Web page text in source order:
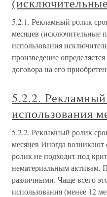
5.2.1. Рекламный ролик
месяцев (исключительные
использования
произведение
договора на его
5.2.2.
использования
5.2.2. Рекламный ролик
месяцев Иногда
ролик не подходит под
нематериальным активам.
различными. Чаще всего
использования (менее 12